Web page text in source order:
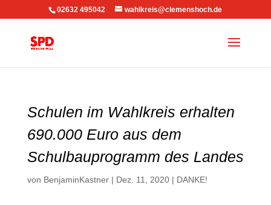
02632 495042 wahlkreis@clemenshoch.de
Schulen im Wahlkreis erhalten
690.000 Euro aus dem
Schulbauprogramm des Landes
von BenjaminKastner| Dez. 11, 2020| DANKE!